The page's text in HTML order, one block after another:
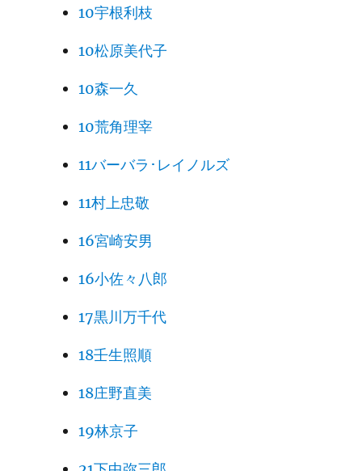
10宇根利枝
10松原美代子
10森一久
10荒角理宰
11バーバラ･レイノルズ
11村上忠敬
16宮崎安男
16小佐々八郎
17黒川万千代
18壬生照順
18庄野直美
19林京子